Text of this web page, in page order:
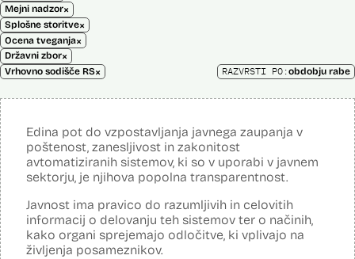
Mejni nadzor×
Splošne storitve×
Ocena tveganja×
Državni zbor×
Vrhovno sodišče RS× RAZVRSTI PO:obdobju rabe
Edina pot do vzpostavljanja javnega zaupanja v
poštenost, zanesljivost in zakonitost
avtomatiziranih sistemov, ki so v uporabi v javnem
sektorju, je njihova popolna transparentnost.
Javnost ima pravico do razumljivih in celovitih
informacij o delovanju teh sistemov ter o načinih,
kako organi sprejemajo odločitve, ki vplivajo na
življenja posameznikov.